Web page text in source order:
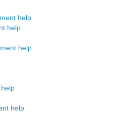
help
help
help
help